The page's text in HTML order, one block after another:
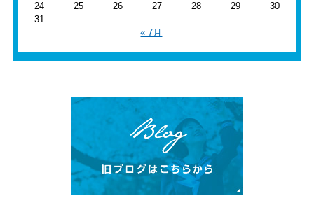
24
25 26 27 28 29
30
31
« 7月